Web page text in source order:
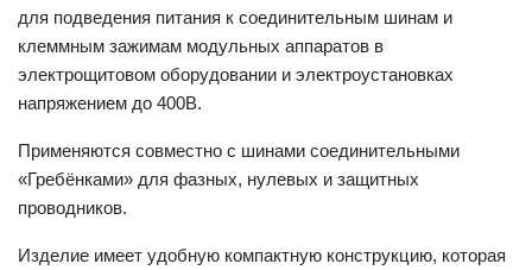
КАБЕЛЕНЕСУЩИЕ СИСТЕМЫ
КЛЕЙКИЕ ЛЕНТЫ
для подведения питания к соединительным шинам и
клеммным зажимам модульных аппаратов в
электрощитовом оборудовании и электроустановках
напряжением до 400В.
Применяются совместно с шинами соединительными
«Гребёнками» для фазных, нулевых и защитных
проводников.
Изделие имеет удобную компактную конструкцию, которая